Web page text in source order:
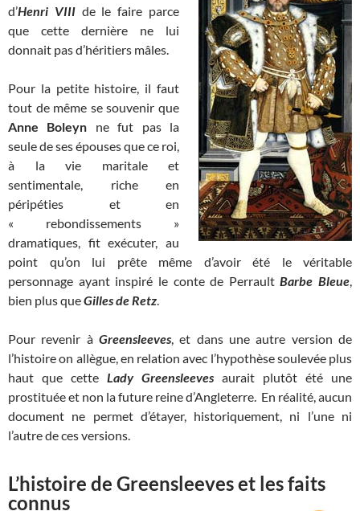
d’Henri VIII de le faire parce
que cette dernière ne lui
donnait pas d’héritiers mâles.
Pour la petite histoire, il faut
tout de même se souvenir que
Anne Boleyn ne fut pas la
seule de ses épouses que ce roi,
à la vie maritale et
sentimentale, riche en
péripéties et en
« rebondissements »
dramatiques, fit exécuter, au
point qu’on lui prête même d’avoir été le véritable
personnage ayant inspiré le conte de PerraultBarbe Bleue
bien plus queGilles de Retz
Pour revenir à Greensleeves , et dans une autre version de
l’histoire on allègue, en relation avec l’hypothèse soulevée plus
haut que cette L ady Greensleeves aurait plutôt été une
prostituée et non la future reine d’Angleterre. En réalité, aucun
document ne permet d’étayer, historiquement, ni l’une ni
l’autre de ces versions.
L’histoire de Greensleeves et les faits
connus